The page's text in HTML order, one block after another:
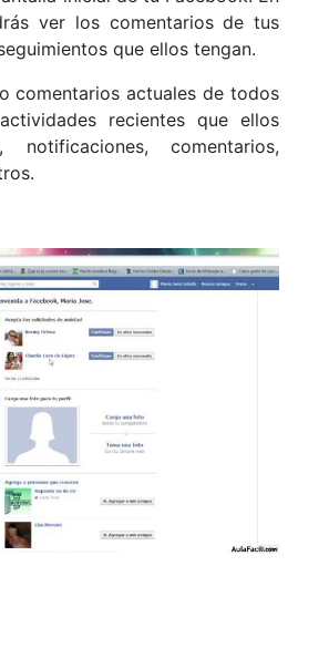
ver los comentarios de tus
que ellos tengan.
comentarios actuales de todos
recientes que ellos
notificaciones, comentarios,